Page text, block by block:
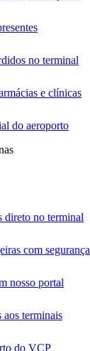
no terminal
e clínicas
do aeroporto
direto no terminal
com segurança
nosso portal
aos terminais
do VCP